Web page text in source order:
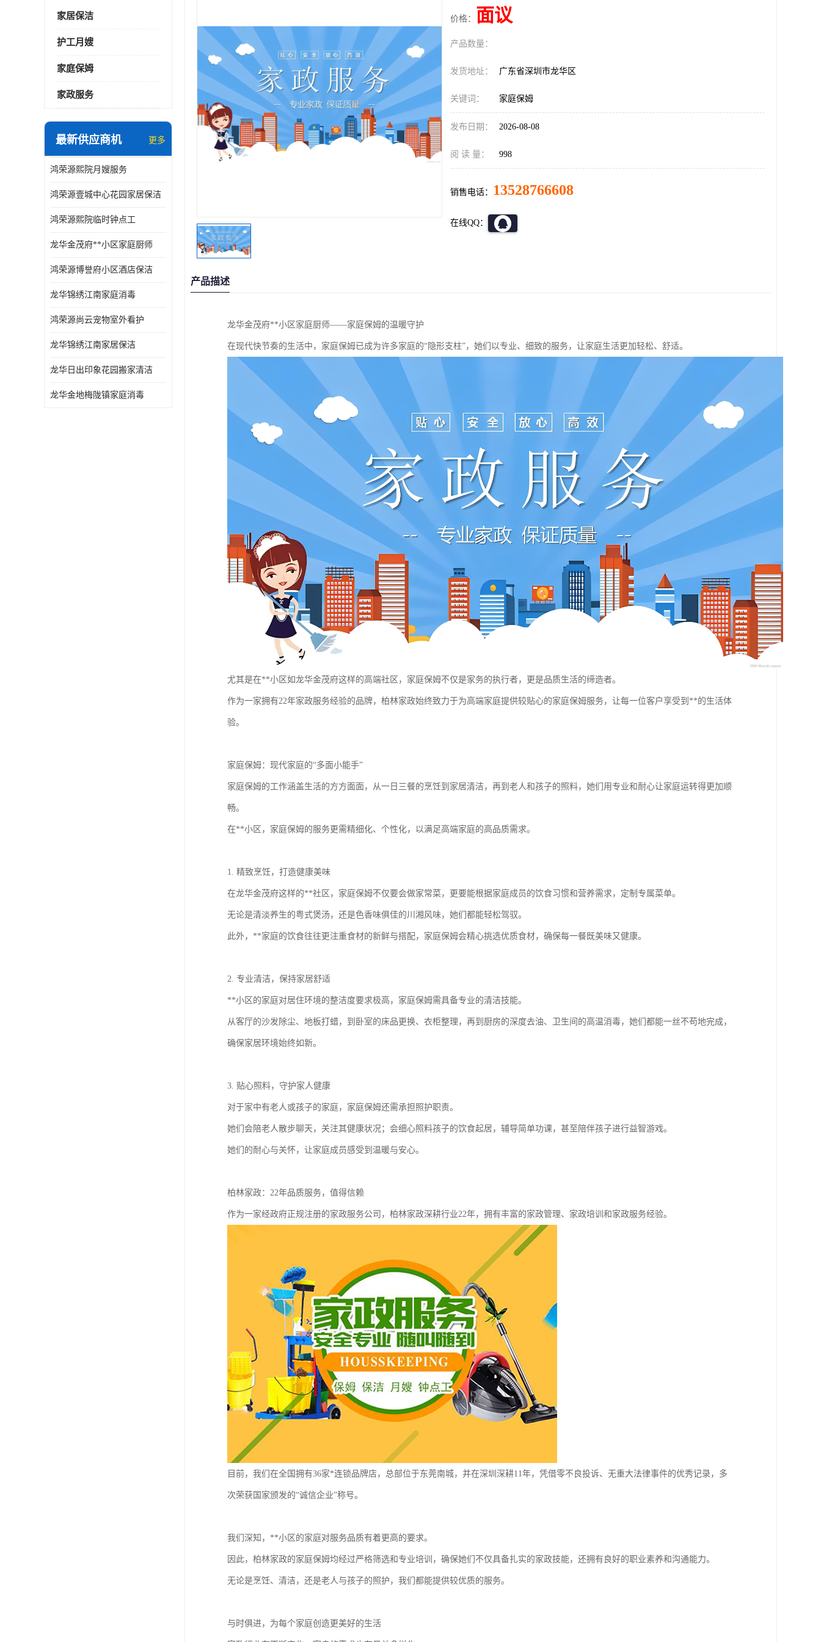
家居保洁
护工月嫂
家庭保姆
家政服务
最新供应商机 更多
鸿荣源熙院月嫂服务
鸿荣源壹城中心花园家居保洁
鸿荣源熙院临时钟点工
龙华金茂府**小区家庭厨师
鸿荣源博誉府小区酒店保洁
龙华锦绣江南家庭消毒
鸿荣源尚云宠物室外看护
龙华锦绣江南家居保洁
龙华日出印象花园搬家清洁
龙华金地梅陇镇家庭消毒
价格： 面议
产品数量：
发货地址： 广东省深圳市龙华区
关键词： 家庭保姆
发布日期： 2026-08-08
阅 读 量： 998
销售电话： 13528766608
在线QQ：
产品描述
龙华金茂府**小区家庭厨师——家庭保姆的温暖守护
在现代快节奏的生活中，家庭保姆已成为许多家庭的“隐形支柱”，她们以专业、细致的服务，让家庭生活更加轻松、舒适。
尤其是在**小区如龙华金茂府这样的高端社区，家庭保姆不仅是家务的执行者，更是品质生活的缔造者。
作为一家拥有22年家政服务经验的品牌，柏林家政始终致力于为高端家庭提供较贴心的家庭保姆服务，让每一位客户享受到**的生活体
验。
家庭保姆：现代家庭的“多面小能手”
家庭保姆的工作涵盖生活的方方面面，从一日三餐的烹饪到家居清洁，再到老人和孩子的照料，她们用专业和耐心让家庭运转得更加顺
畅。
在**小区，家庭保姆的服务更需精细化、个性化，以满足高端家庭的高品质需求。
1. 精致烹饪，打造健康美味
在龙华金茂府这样的**社区，家庭保姆不仅要会做家常菜，更要能根据家庭成员的饮食习惯和营养需求，定制专属菜单。
无论是清淡养生的粤式煲汤，还是色香味俱佳的川湘风味，她们都能轻松驾驭。
此外，**家庭的饮食往往更注重食材的新鲜与搭配，家庭保姆会精心挑选优质食材，确保每一餐既美味又健康。
2. 专业清洁，保持家居舒适
**小区的家庭对居住环境的整洁度要求极高，家庭保姆需具备专业的清洁技能。
从客厅的沙发除尘、地板打蜡，到卧室的床品更换、衣柜整理，再到厨房的深度去油、卫生间的高温消毒，她们都能一丝不苟地完成，
确保家居环境始终如新。
3. 贴心照料，守护家人健康
对于家中有老人或孩子的家庭，家庭保姆还需承担照护职责。
她们会陪老人散步聊天，关注其健康状况；会细心照料孩子的饮食起居，辅导简单功课，甚至陪伴孩子进行益智游戏。
她们的耐心与关怀，让家庭成员感受到温暖与安心。
柏林家政：22年品质服务，值得信赖
作为一家经政府正规注册的家政服务公司，柏林家政深耕行业22年，拥有丰富的家政管理、家政培训和家政服务经验。
目前，我们在全国拥有36家*连锁品牌店，总部位于东莞南城，并在深圳深耕11年，凭借零不良投诉、无重大法律事件的优秀记录，多
次荣获国家颁发的“诚信企业”称号。
我们深知，**小区的家庭对服务品质有着更高的要求。
因此，柏林家政的家庭保姆均经过严格筛选和专业培训，确保她们不仅具备扎实的家政技能，还拥有良好的职业素养和沟通能力。
无论是烹饪、清洁，还是老人与孩子的照护，我们都能提供较优质的服务。
与时俱进，为每个家庭创造更美好的生活